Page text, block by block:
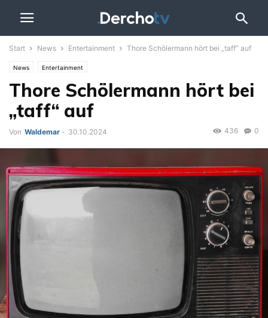
Start News Entertainment Thore Schölermann hört bei „taff“ auf
News Entertainment
Thore Schölermann hört bei
„taff“ auf
Von Waldemar - 30.10.2024 0
436